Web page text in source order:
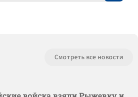
Смотреть все новости